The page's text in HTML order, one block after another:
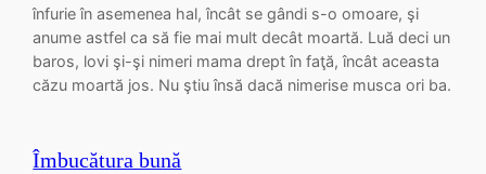
înfurie în asemenea hal, încât se gândi s-o omoare, şi
anume astfel ca să fie mai mult decât moartă. Luă deci un
baros, lovi şi-şi nimeri mama drept în faţă, încât aceasta
căzu moartă jos. Nu ştiu însă dacă nimerise musca ori ba.
Îmbucătura bună